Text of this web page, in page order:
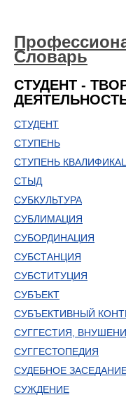
Словарь
СТУДЕНТ -
СТУДЕНТ
СТУПЕНЬ
СТУПЕНЬ
СТЫД
СУБКУЛЬТУРА
СУБЛИМАЦИЯ
СУБОРДИНАЦИЯ
СУБСТАНЦИЯ
СУБСТИТУЦИЯ
СУБЪЕКТ
СУБЪЕКТИВНЫЙ
СУГГЕСТИЯ,
СУГГЕСТОПЕДИЯ
СУДЕБНОЕ
СУЖДЕНИЕ